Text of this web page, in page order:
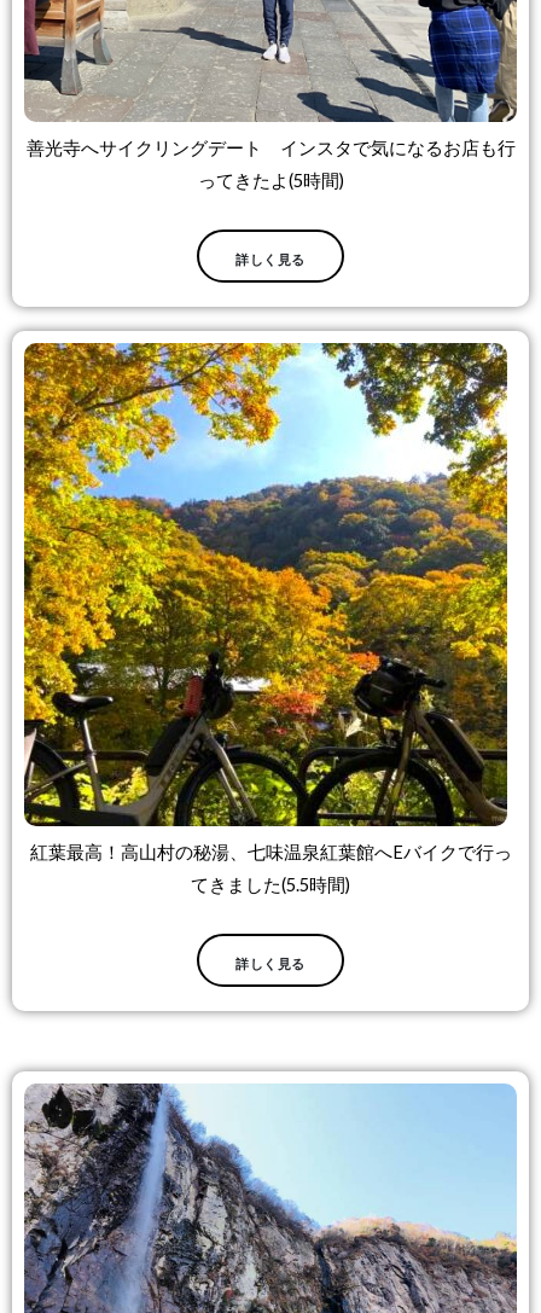
善光寺へサイクリングデート インスタで気になるお店も行
ってきたよ(5時間)
詳しく見る
紅葉最高！高山村の秘湯、七味温泉紅葉館へEバイクで行っ
てきました(5.5時間)
詳しく見る